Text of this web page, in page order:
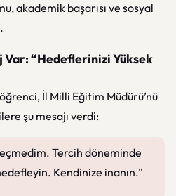
akademik başarısı ve sosyal
“Hedeflerinizi Yüksek
İl Milli Eğitim Müdürü’nü
şu mesajı verdi:
Tercih döneminde
Kendinize inanın.”